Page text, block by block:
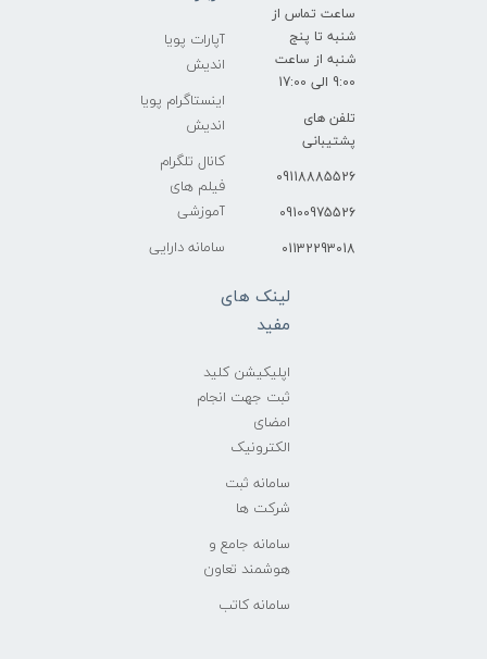
ساعت تماس از
شنبه تا پنج
شنبه از ساعت
9:00 الی 17:00
تلفن های
پشتیبانی
09118885526
09100975526
01132293018
آپارات پویا
اندیش
اینستاگرام پویا
اندیش
کانال تلگرام
فیلم های
آموزشی
سامانه دارایی
لینک های
مفید
اپلیکیشن کلید
ثبت جهت انجام
امضای
الکترونیک
سامانه ثبت
شرکت ها
سامانه جامع و
هوشمند تعاون
سامانه کاتب